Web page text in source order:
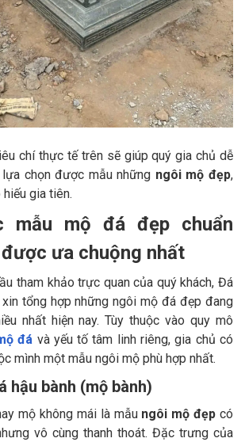
chí thực tế trên sẽ giúp quý gia chủ dễ
chọn được mẫu những ngôi mộ đẹp,
gia tiên.
mẫu mộ đá đẹp chuẩn
ưa chuộng nhất
tham khảo trực quan của quý khách, Đá
tổng hợp những ngôi mộ đá đẹp đang
nhất hiện nay. Tùy thuộc vào quy mô
đá và yếu tố tâm linh riêng, gia chủ có
mình một mẫu ngôi mộ phù hợp nhất.
hậu bành (mộ bành)
mộ không mái là mẫu ngôi mộ đẹp có
vô cùng thanh thoát. Đặc trưng của